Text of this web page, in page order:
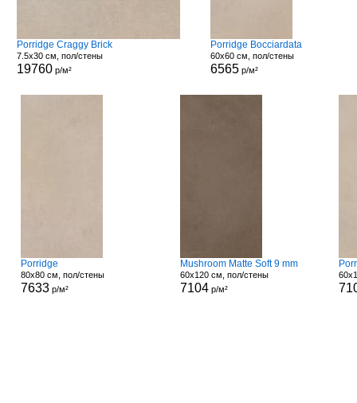
Porridge Craggy Brick
7.5x30 см, пол/стены
19760р/м²
Porridge Bocciardata
60x60 см, пол/стены
6565 р/м²
Porridge
80x80 см, пол/стены
7633 р/м²
Mushroom Matte Soft 9 mm
60x120 см, пол/стены
7104р/м²